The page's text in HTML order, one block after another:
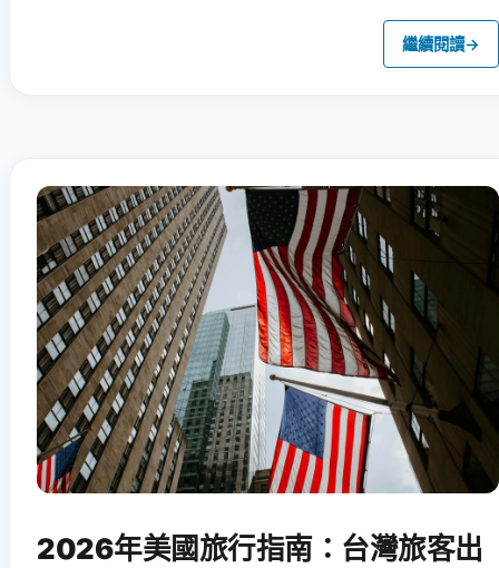
繼續閱讀→
2026年美國旅行指南：台灣旅客出